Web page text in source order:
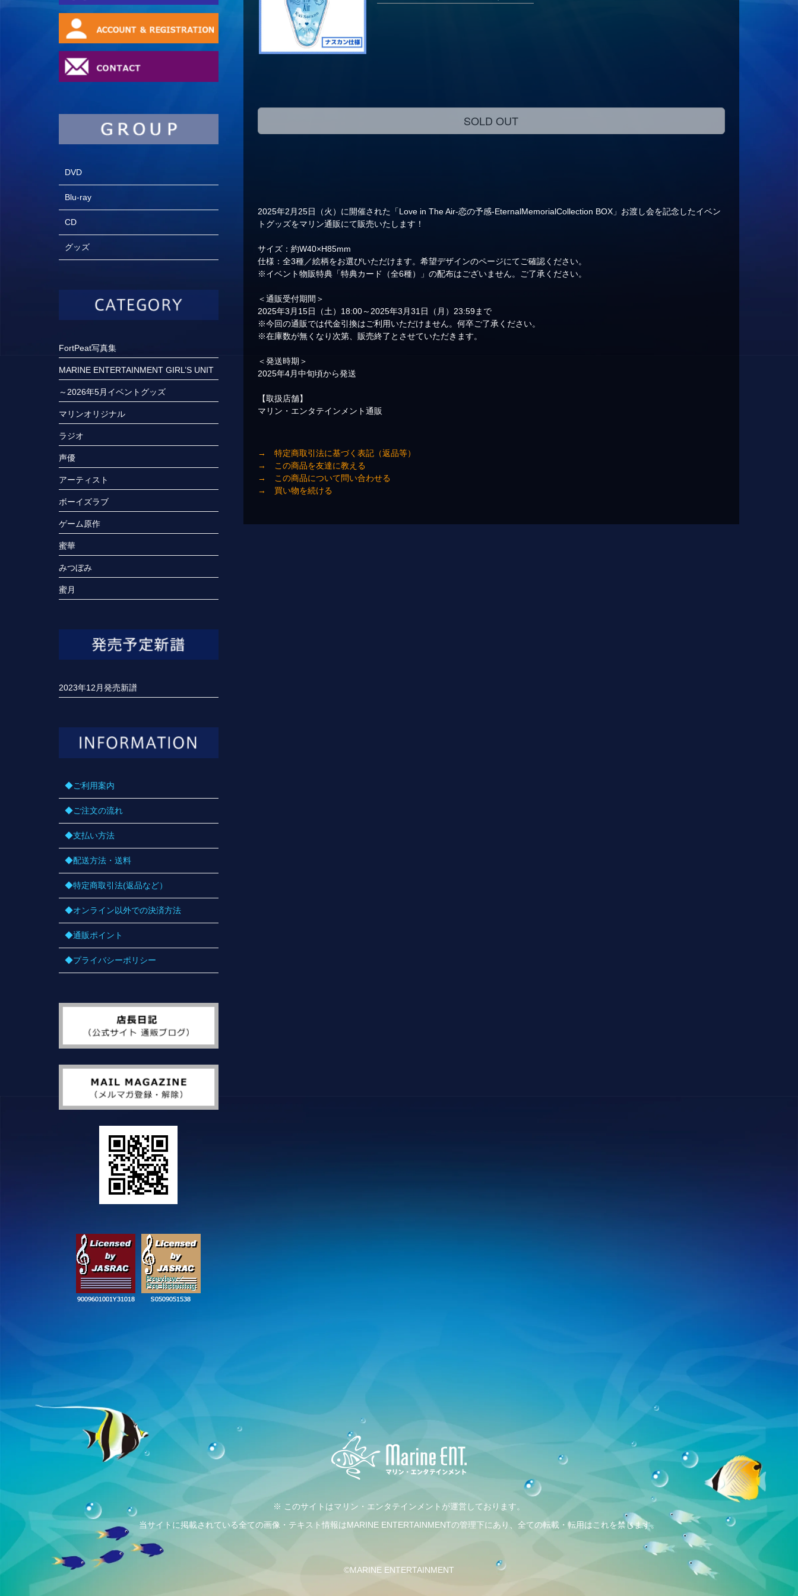
SOLD OUT
2025年2月25日（火）に開催された「Love in The Air-恋の予感-EternalMemorialCollection BOX」お渡し会を記念したイベン
トグッズをマリン通販にて販売いたします！
サイズ：約W40×H85mm
仕様：全3種／絵柄をお選びいただけます。希望デザインのページにてご確認ください。
※イベント物販特典「特典カード（全6種）」の配布はございません。ご了承ください。
＜通販受付期間＞
2025年3月15日（土）18:00～2025年3月31日（月）23:59まで
※今回の通販では代金引換はご利用いただけません。何卒ご了承ください。
※在庫数が無くなり次第、販売終了とさせていただきます。
＜発送時期＞
2025年4月中旬頃から発送
【取扱店舗】
マリン・エンタテインメント通販
→ 特定商取引法に基づく表記（返品等）
→ この商品を友達に教える
→ この商品について問い合わせる
→ 買い物を続ける
DVD
Blu-ray
CD
グッズ
FortPeat写真集
MARINE ENTERTAINMENT GIRL’S UNIT
～2026年5月イベントグッズ
マリンオリジナル
ラジオ
声優
アーティスト
ボーイズラブ
ゲーム原作
蜜華
みつぼみ
蜜月
2023年12月発売新譜
◆ご利用案内
◆ご注文の流れ
◆支払い方法
◆配送方法・送料
◆特定商取引法(返品など）
◆オンライン以外での決済方法
◆通販ポイント
◆プライバシーポリシー
※ このサイトはマリン・エンタテインメントが運営しております。
当サイトに掲載されている全ての画像・テキスト情報はMARINE ENTERTAINMENTの管理下にあり、全ての転載・転用はこれを禁じます。
©MARINE ENTERTAINMENT